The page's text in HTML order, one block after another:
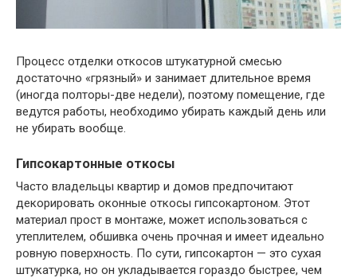
Процесс отделки откосов штукатурной смесью
достаточно «грязный» и занимает длительное время
(иногда полторы-две недели), поэтому помещение, где
ведутся работы, необходимо убирать каждый день или
не убирать вообще.
Гипсокартонные откосы
Часто владельцы квартир и домов предпочитают
декорировать оконные откосы гипсокартоном. Этот
материал прост в монтаже, может использоваться с
утеплителем, обшивка очень прочная и имеет идеально
ровную поверхность. По сути, гипсокартон — это сухая
штукатурка, но он укладывается гораздо быстрее, чем